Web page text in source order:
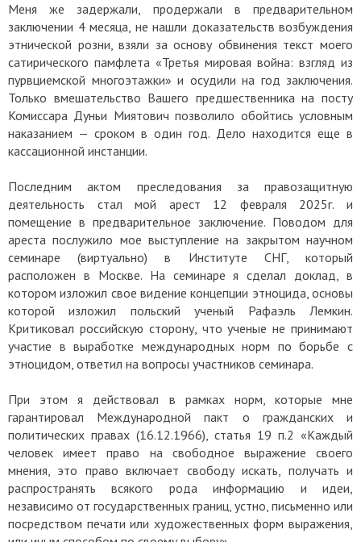
Меня же задержали, продержали в предварительном
заключении 4 месяца, не нашли доказательств возбуждения
этнической розни, взяли за основу обвинения текст моего
сатирического памфлета «Третья мировая война: взгляд из
пурвциемской многоэтажки» и осудили на год заключения.
Только вмешательство Вашего предшественника на посту
Комиссара Дуньи Миятович позволило обойтись условным
наказанием — сроком в один год. Дело находится еще в
кассационной инстанции.
Последним актом преследования за правозащитную
деятельность стал мой арест 12 февраля 2025г. и
помещение в предварительное заключение. Поводом для
ареста послужило мое выступление на закрытом научном
семинаре (виртуально) в Институте СНГ, который
расположен в Москве. На семинаре я сделал доклад, в
котором изложил свое видение концепции этноцида, основы
которой изложил польский ученый Рафаэль Лемкин.
Критиковал российскую сторону, что ученые не принимают
участие в выработке международных норм по борьбе с
этноцидом, ответил на вопросы участников семинара.
При этом я действовал в рамках норм, которые мне
гарантировал Международной пакт о гражданских и
политических правах (16.12.1966), статья 19 п.2 «Каждый
человек имеет право на свободное выражение своего
мнения, это право включает свободу искать, получать и
распространять всякого рода информацию и идеи,
независимо от государственных границ, устно, письменно или
посредством печати или художественных форм выражения,